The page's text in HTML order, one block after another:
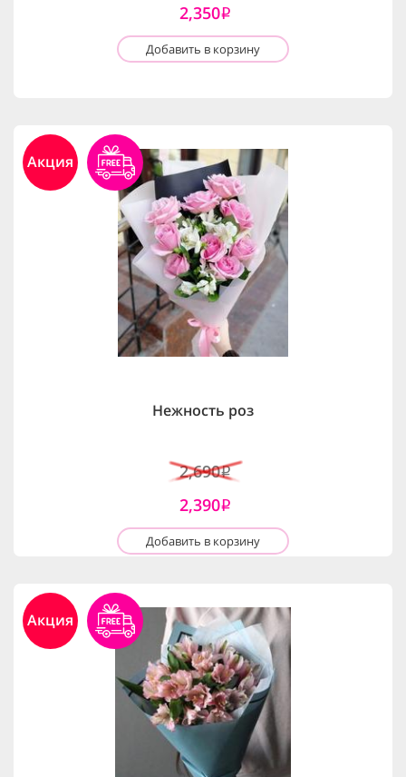
2,350i
Добавить в корзину
Акция
Нежность роз
2,690i
2,390i
Добавить в корзину
Акция